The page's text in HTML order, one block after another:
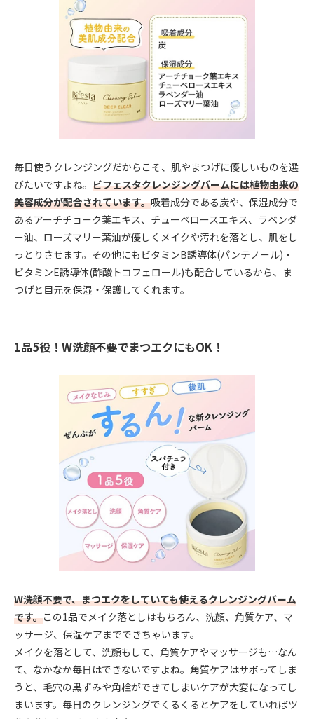
毎日使うクレンジングだからこそ、肌やまつげに優しいものを選
びたいですよね。 ビフェスタクレンジングバームには植物由来の
美容成分が配合されています。吸着成分である炭や、保湿成分で
あるアーチチョーク葉エキス、チューベロースエキス、ラベンダ
ー油、ローズマリー葉油が優しくメイクや汚れを落とし、肌をし
っとりさせます。その他にもビタミンB誘導体(パンテノール)・
ビタミンE誘導体(酢酸トコフェロール)も配合しているから、ま
つげと目元を保湿・保護してくれます。
1品5役！W洗顔不要でまつエクにもOK！
W洗顔不要で、まつエクをしていても使えるクレンジングバーム
です。この1品でメイク落としはもちろん、洗顔、角質ケア、マ
ッサージ、保湿ケアまでできちゃいます。
メイクを落として、洗顔もして、角質ケアやマッサージも…なん
て、なかなか毎日はできないですよね。角質ケアはサボってしま
うと、毛穴の黒ずみや角栓ができてしまいケアが大変になってし
まいます。毎日のクレンジングでくるくるとケアをしていればツ